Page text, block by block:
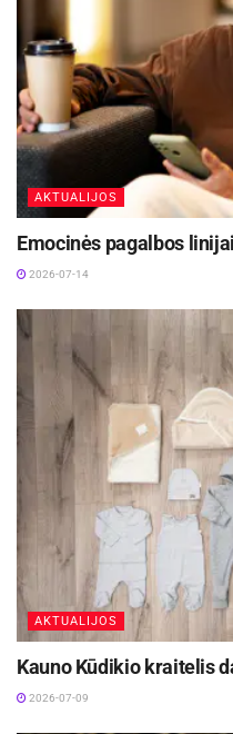
AKTUALIJOS
Emocinės pagalbos
2026-07-14
AKTUALIJOS
Kauno Kūdikio kraitelis
2026-07-09